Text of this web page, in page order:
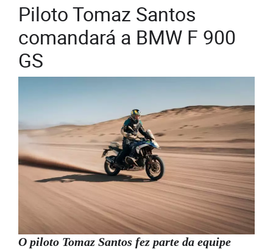
Piloto Tomaz Santos
comandará a BMW F 900
GS
O piloto Tomaz Santos fez parte da equipe